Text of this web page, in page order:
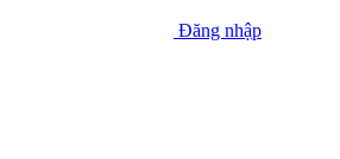
Đăng nhập